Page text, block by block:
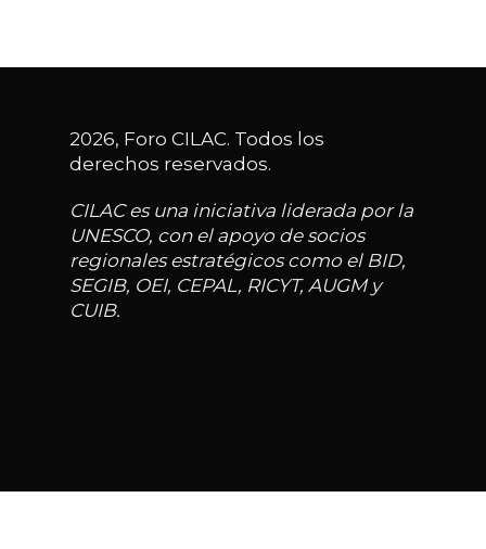
2026, Foro CILAC. Todos los
derechos reservados.
CILAC es una iniciativa liderada por la
UNESCO, con el apoyo de socios
regionales estratégicos como el BID,
SEGIB, OEI, CEPAL, RICYT, AUGM y
CUIB.